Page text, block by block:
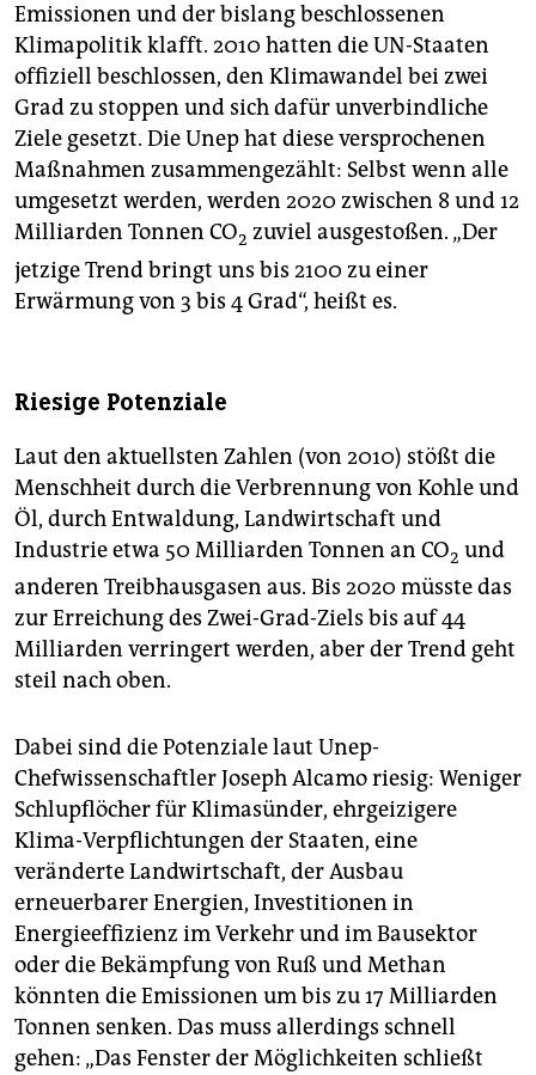
Emissionen und der bislang beschlossenen
Klimapolitik klafft. 2010 hatten die UN-Staaten
offiziell beschlossen, den Klimawandel bei zwei
Grad zu stoppen und sich dafür unverbindliche
Ziele gesetzt. Die Unep hat diese versprochenen
Maßnahmen zusammengezählt: Selbst wenn alle
umgesetzt werden, werden 2020 zwischen 8 und 12
Milliarden Tonnen CO2 zuviel ausgestoßen. „Der
jetzige Trend bringt uns bis 2100 zu einer
Erwärmung von 3 bis 4 Grad“, heißt es.
Riesige Potenziale
Laut den aktuellsten Zahlen (von 2010) stößt die
Menschheit durch die Verbrennung von Kohle und
Öl, durch Entwaldung, Landwirtschaft und
Industrie etwa 50 Milliarden Tonnen an CO2 und
anderen Treibhausgasen aus. Bis 2020 müsste das
zur Erreichung des Zwei-Grad-Ziels bis auf 44
Milliarden verringert werden, aber der Trend geht
steil nach oben.
Dabei sind die Potenziale laut Unep-
Chefwissenschaftler Joseph Alcamo riesig: Weniger
Schlupflöcher für Klimasünder, ehrgeizigere
Klima-Verpflichtungen der Staaten, eine
veränderte Landwirtschaft, der Ausbau
erneuerbarer Energien, Investitionen in
Energieeffizienz im Verkehr und im Bausektor
oder die Bekämpfung von Ruß und Methan
könnten die Emissionen um bis zu 17 Milliarden
Tonnen senken. Das muss allerdings schnell
gehen: „Das Fenster der Möglichkeiten schließt